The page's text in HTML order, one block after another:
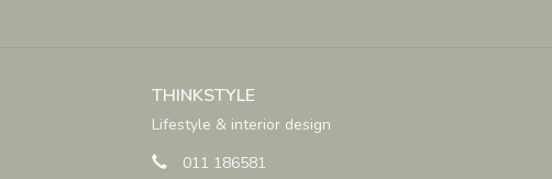
THINKSTYLE
Lifestyle & interior design
011 186581